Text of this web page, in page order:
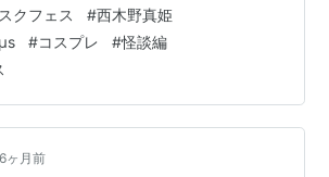
日は着替えに集中できて、撮影もイベ
楽しめます。 西木野真姫の“らしさ”を
真姫はクールで強気に見える一方、照
表情に出るタイプ。怪談編はその揺れ
ポージングや目線で表現が伸びます。
飾りが視線のポイントにな…
スクフェス #西木野真姫
μs #コスプレ #怪談編
6ヶ月前